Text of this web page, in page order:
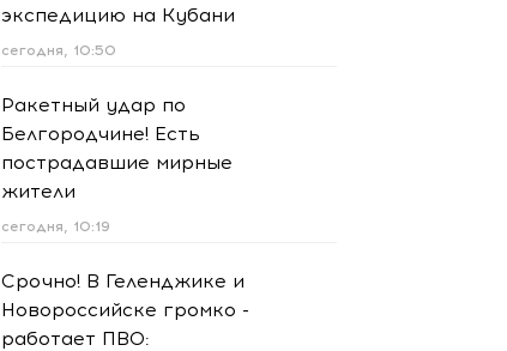
экспедицию на Кубани
сегодня, 10:50
Ракетный удар по
Белгородчине! Есть
пострадавшие мирные
жители
сегодня, 10:19
Срочно! В Геленджике и
Новороссийске громко -
работает ПВО: